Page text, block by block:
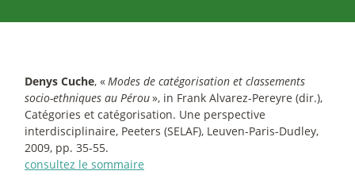
Denys Cuche, «Modes de catégorisation et classements
socio-ethniques au Pérou», in Frank Alvarez-Pereyre (dir.),
Catégories et catégorisation. Une perspective
interdisciplinaire, Peeters (SELAF), Leuven-Paris-Dudley,
2009, pp. 35-55.
consultez le sommaire